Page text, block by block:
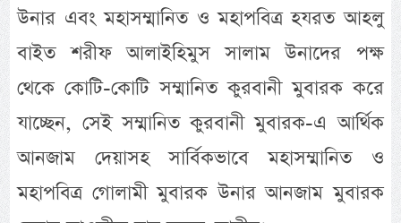
উনার এবং মহাসম্মানিত ও মহাপবিত্র হযরত আহলু
বাইত শরীফ আলাইহিমুস সালাম উনাদের পক্ষ
থেকে কোটি-কোটি সম্মানিত কুরবানী মুবারক করে
যাচ্ছেন, সেই সম্মানিত কুরবানী মুবারক-এ আর্থিক
আনজাম দেয়াসহ সার্বিকভাবে মহাসম্মানিত ও
মহাপবিত্র গোলামী মুবারক উনার আনজাম মুবারক